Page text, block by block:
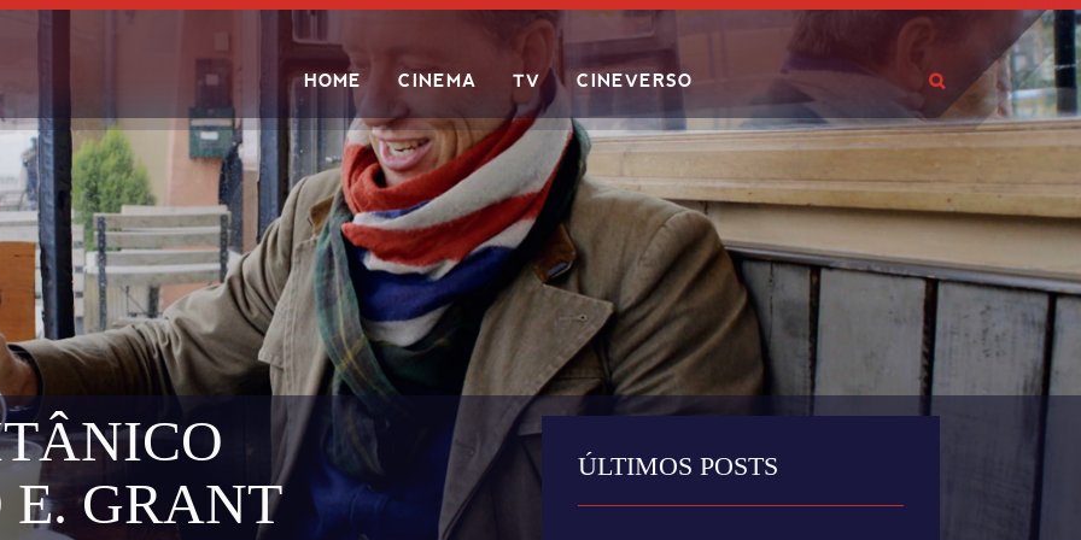
HOME CINEMA TV CINEVERSO
Search
GRANT
ÚLTIMOS POSTS